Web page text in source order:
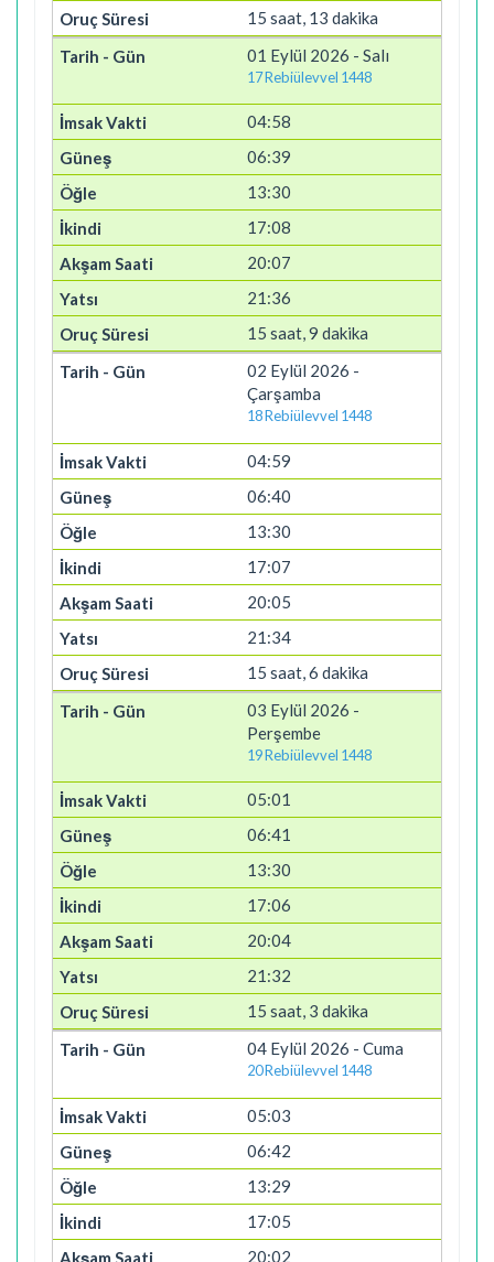
15 saat, 13 dakika
01 Eylül 2026 - Salı
17 Rebiülevvel 1448
04:58
06:39
13:30
17:08
20:07
21:36
15 saat, 9 dakika
02 Eylül 2026 -
Çarşamba
18 Rebiülevvel 1448
04:59
06:40
13:30
17:07
20:05
21:34
15 saat, 6 dakika
03 Eylül 2026 -
Perşembe
19 Rebiülevvel 1448
05:01
06:41
13:30
17:06
20:04
21:32
15 saat, 3 dakika
04 Eylül 2026 - Cuma
20 Rebiülevvel 1448
05:03
06:42
13:29
17:05
20:02